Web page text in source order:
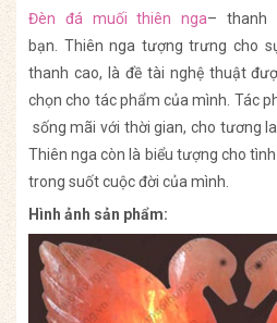
Đèn đá muối thiên nga– thanh
bạn. Thiên nga tượng trưng cho
thanh cao, là đề tài nghệ thuật
chọn cho tác phẩm của mình. Tác
sống mãi với thời gian, cho tương
Thiên nga còn là biểu tượng cho
trong suốt cuộc đời của mình.
Hình ảnh sản phẩm: